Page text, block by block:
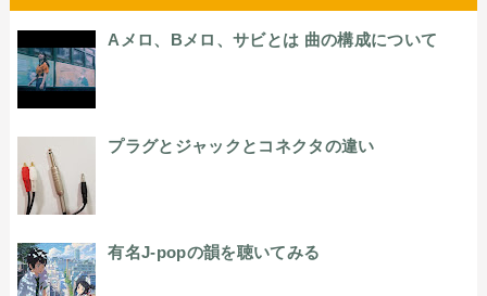
Aメロ、Bメロ、サビとは 曲の構成について
プラグとジャックとコネクタの違い
有名J-popの韻を聴いてみる